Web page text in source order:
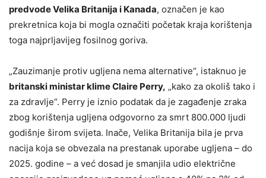
predvode Velika Britanija i Kanada, označen je kao
prekretnica koja bi mogla označiti početak kraja korištenja
toga najprljavijeg fosilnog goriva.
„Zauzimanje protiv ugljena nema alternative“, istaknuo je
britanski ministar klime Claire Perry, „kako za okoliš tako i
za zdravlje“. Perry je iznio podatak da je zagađenje zraka
zbog korištenja ugljena odgovorno za smrt 800.000 ljudi
godišnje širom svijeta. Inače, Velika Britanija bila je prva
nacija koja se obvezala na prestanak uporabe ugljena – do
2025. godine – a već dosad je smanjila udio električne